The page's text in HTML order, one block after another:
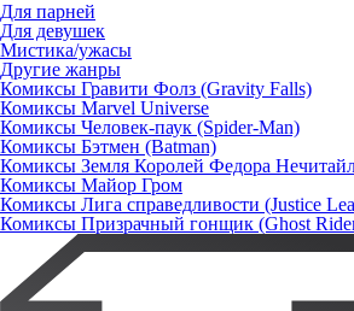
Для парней
Для девушек
Мистика/ужасы
Другие жанры
Комиксы Гравити Фолз (Gravity Falls)
Комиксы Marvel Universe
Комиксы Человек-паук (Spider-Man)
Комиксы Бэтмен (Batman)
Комиксы Земля Королей Федора
Комиксы Майор Гром
Комиксы Лига справедливости (Justice
Комиксы Призрачный гонщик (Ghost